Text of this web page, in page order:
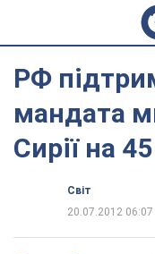
РФ
мандата
Сирії на
Світ
20.07.2012 06:07